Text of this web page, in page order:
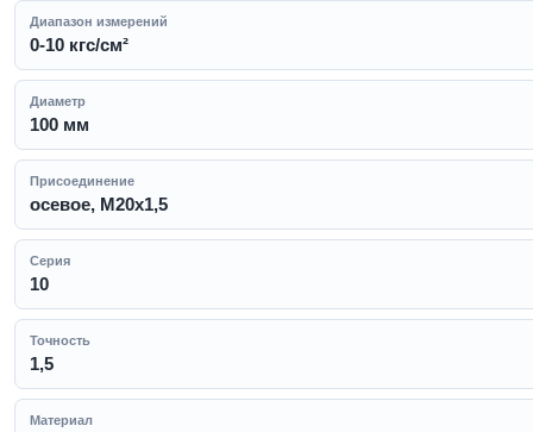
Диапазон измерений
0-10 кгс/см²
Диаметр
100 мм
Присоединение
осевое, M20x1,5
Серия
10
Точность
1,5
Материал